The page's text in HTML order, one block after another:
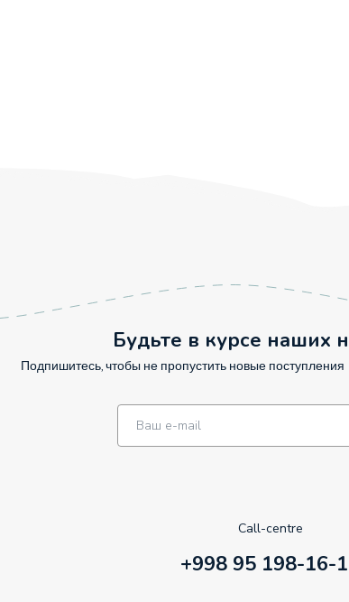
Будьте в курсе наших
Подпишитесь, чтобы не пропустить новые
Call-centre
+998 95 198-16-